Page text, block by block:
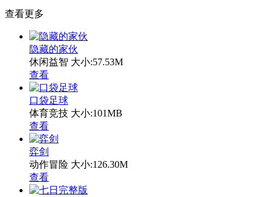
查看更多
隐藏的家伙
休闲益智 大小:57.53M
查看
口袋足球
体育竞技 大小:101MB
查看
弈剑
动作冒险 大小:126.30M
查看